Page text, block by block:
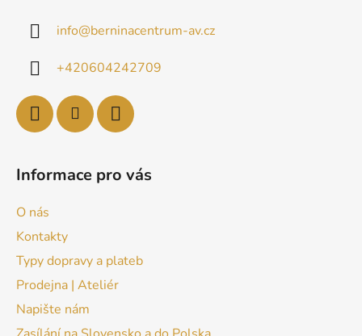
info@berninacentrum-av.cz
+420604242709
Informace pro vás
O nás
Kontakty
Typy dopravy a plateb
Prodejna | Ateliér
Napište nám